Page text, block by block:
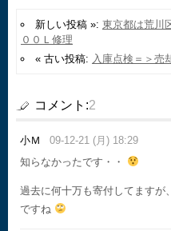
新しい投稿 »: 東京都は荒川
００Ｌ修理
« 古い投稿: 入庫点検＝＞売
コメント:2
小Ｍ
09-12-21 (月) 18:29
知らなかったです・・
過去に何十万も寄付してますが
ですね